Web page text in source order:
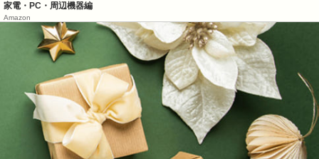
家電・PC・周辺機器編
Amazon